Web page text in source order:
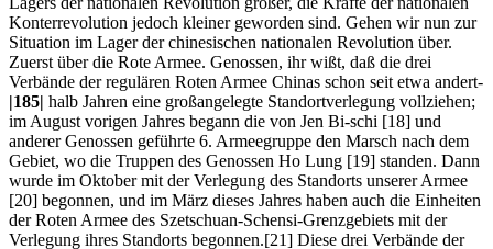
Konterrevolution jedoch kleiner geworden sind. Gehen wir nun zur
Situation im Lager der chinesischen nationalen Revolution über.
Zuerst über die Rote Armee. Genossen, ihr wißt, daß die drei
Verbände der regulären Roten Armee Chinas schon seit etwa andert-
|185| halb Jahren eine großangelegte Standortverlegung vollziehen;
im August vorigen Jahres begann die von Jen Bi-schi [18] und
anderer Genossen geführte 6. Armeegruppe den Marsch nach dem
Gebiet, wo die Truppen des Genossen Ho Lung [19] standen. Dann
wurde im Oktober mit der Verlegung des Standorts unserer Armee
[20] begonnen, und im März dieses Jahres haben auch die Einheiten
der Roten Armee des Szetschuan-Schensi-Grenzgebiets mit der
Verlegung ihres Standorts begonnen.[21] Diese drei Verbände der